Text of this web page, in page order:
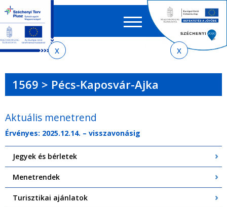
menetrendkeresőhöz
almenühöz
tartalomra
oldaltérképre
EN HU
űrlap
1569 > Pécs-Kaposvár-Ajka
Aktuális menetrend
Érvényes: 2025.12.14. – visszavonásig
Jegyek és bérletek
Menetrendek
Turisztikai ajánlatok